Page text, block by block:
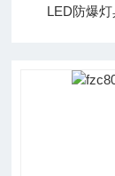
LED防爆